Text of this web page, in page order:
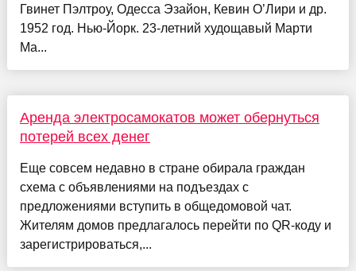
Гвинет Пэлтроу, Одесса Эзайон, Кевин О’Лири и др.
1952 год. Нью-Йорк. 23-летний худощавый Марти
Ма...
Аренда электросамокатов может обернуться
потерей всех денег
Еще совсем недавно в стране обирала граждан
схема с объявлениями на подъездах с
предложениями вступить в общедомовой чат.
Жителям домов предлагалось перейти по QR-коду и
зарегистрироваться,...